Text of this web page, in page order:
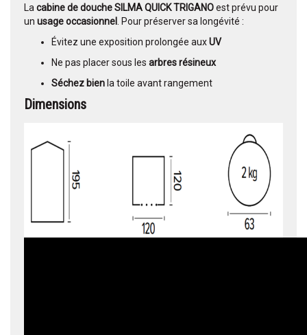
La cabine de douche SILMA QUICK TRIGANOest prévu pour
un usage occasionnel
. Pour préserver sa longévité :
Évitez une exposition prolongée auxUV
Ne pas placer sous les arbres résineux
Séchez bien la toile avant rangement
Dimensions